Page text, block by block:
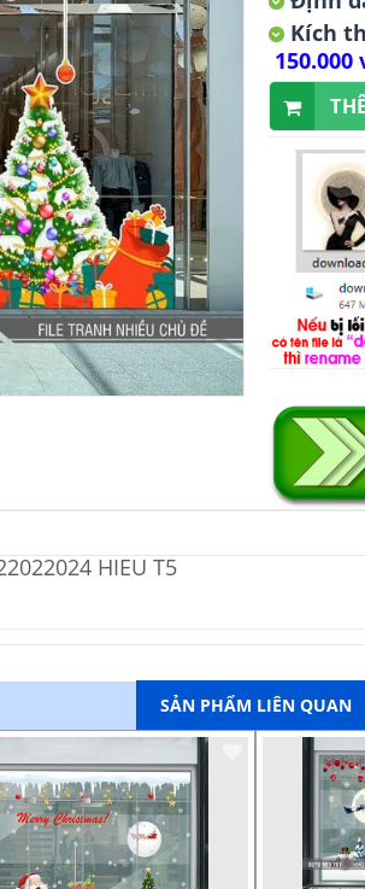
Kích
150.000
HIEU T5
SẢN PHẨM LIÊN QUAN